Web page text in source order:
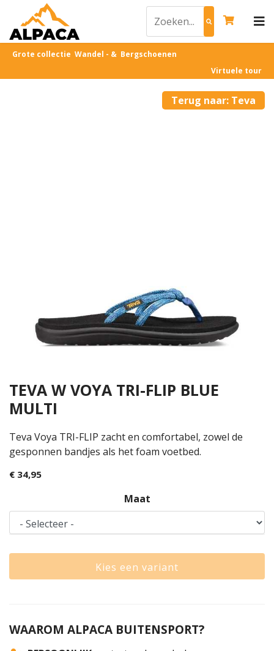
Grote collectie Wandel - & Bergschoenen
Virtuele tour
Terug naar: Teva
TEVA W VOYA TRI-FLIP BLUE
MULTI
Teva Voya TRI-FLIP zacht en comfortabel, zowel de
gesponnen bandjes als het foam voetbed.
€ 34,95
Maat
Kies een variant
WAAROM ALPACA BUITENSPORT?